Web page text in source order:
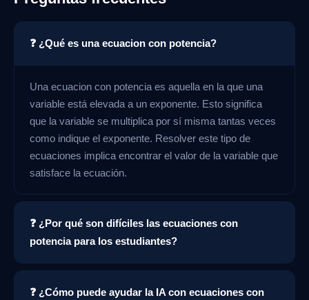
❓ ¿Qué es una ecuacion con potencia?
Una ecuacion con potencia es aquella en la que una
variable está elevada a un exponente. Esto significa
que la variable se multiplica por sí misma tantas veces
como indique el exponente. Resolver este tipo de
ecuaciones implica encontrar el valor de la variable que
satisface la ecuación.
❓ ¿Por qué son difíciles las ecuaciones con
potencia para los estudiantes?
❓ ¿Cómo puede ayudar la IA con ecuaciones con